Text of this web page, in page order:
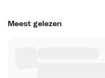
Meest gelezen